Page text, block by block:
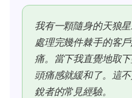
我有一顆隨身的天狼
處理完幾件棘手的客
痛。當下我直覺地取
頭痛感就緩和了。這
銳者的常見經驗。